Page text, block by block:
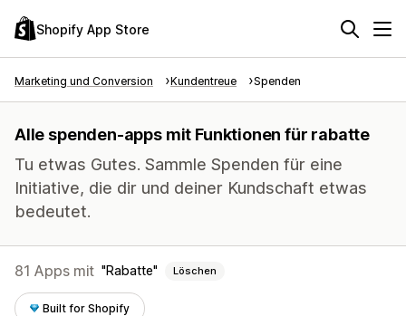
Shopify App Store
Marketing und Conversion Kundentreue Spenden
Alle spenden-apps mit Funktionen für rabatte
Tu etwas Gutes. Sammle Spenden für eine
Initiative, die dir und deiner Kundschaft etwas
bedeutet.
81 Apps mit Rabatte Löschen
Built for Shopify